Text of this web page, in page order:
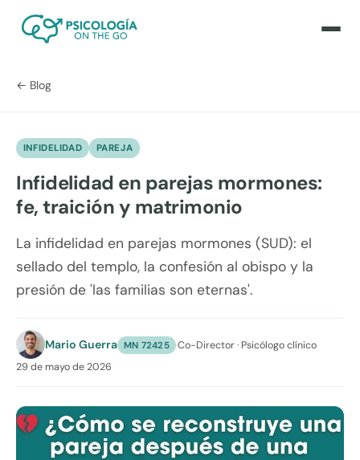
← Blog
INFIDELIDAD PAREJA
Infidelidad en parejas mormones:
fe, traición y matrimonio
La infidelidad en parejas mormones (SUD): el
sellado del templo, la confesión al obispo y la
presión de 'las familias son eternas'.
Mario Guerra MN 72425 ·Co-Director · Psicólogo clínico
29 de mayo de 2026